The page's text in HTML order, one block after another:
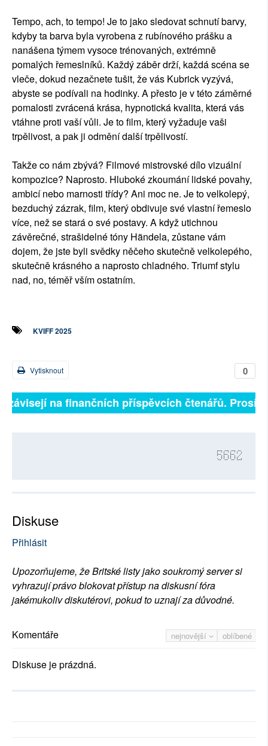
Tempo, ach, to tempo! Je to jako sledovat schnutí barvy,
kdyby ta barva byla vyrobena z rubínového prášku a
nanášena týmem vysoce trénovaných, extrémně
pomalých řemeslníků. Každý záběr drží, každá scéna se
vleče, dokud nezačnete tušit, že vás Kubrick vyzývá,
abyste se podívali na hodinky. A přesto je v této záměrné
pomalosti zvrácená krása, hypnotická kvalita, která vás
vtáhne proti vaší vůli. Je to film, který vyžaduje vaši
trpělivost, a pak ji odmění další trpělivostí.
Takže co nám zbývá? Filmové mistrovské dílo vizuální
kompozice? Naprosto. Hluboké zkoumání lidské povahy,
ambicí nebo marnosti třídy? Ani moc ne. Je to velkolepý,
bezduchý zázrak, film, který obdivuje své vlastní řemeslo
více, než se stará o své postavy. A když utichnou
závěrečné, strašidelné tóny Händela, zůstane vám
dojem, že jste byli svědky něčeho skutečně velkolepého,
skutečně krásného a naprosto chladného. Triumf stylu
nad, no, téměř vším ostatním.
KVIFF 2025
0
Vytisknout
na finančních příspěvcích čtenářů.
5662
Diskuse
Přihlásit
Upozorňujeme, že Britské listy jako soukromý server si
vyhrazují právo blokovat přístup na diskusní fóra
jakémukoliv diskutérovi, pokud to uznají za důvodné.
nejnovější oblíbené
Komentáře
Diskuse je prázdná.